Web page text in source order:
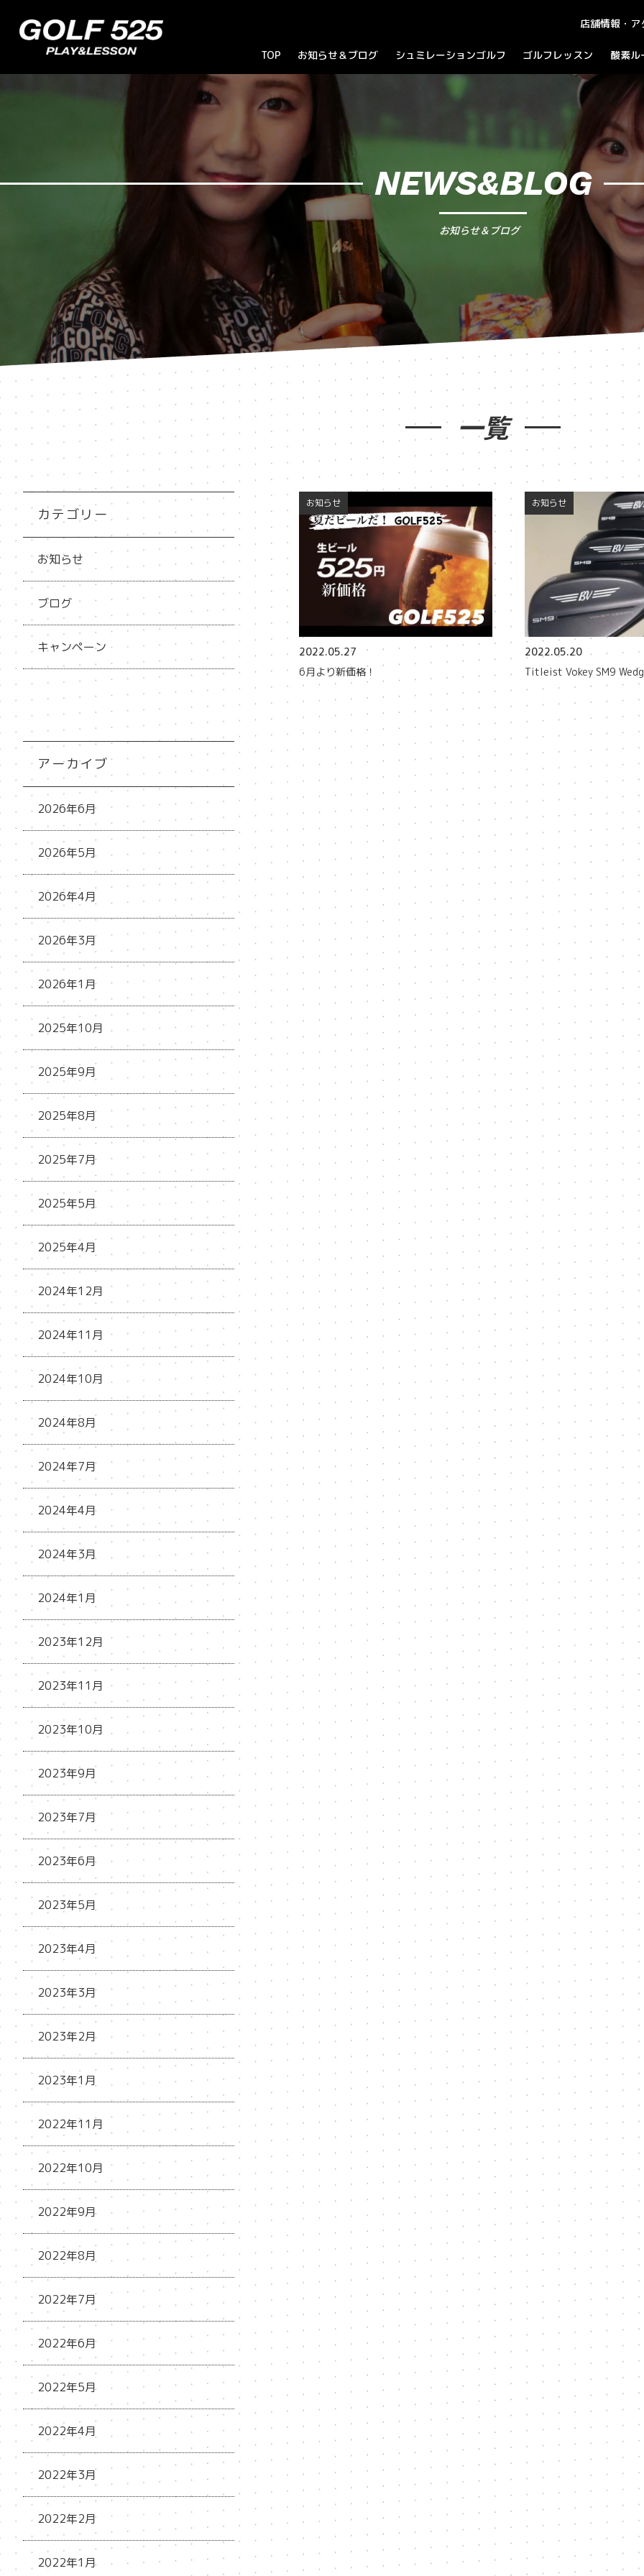
店舗情報・ア
TOP お知らせ＆ブログ
お知らせ
キャンペーン
シュミレーションゴルフ
ラウンドプレイ
パーティーコース
ゴルフレッスン 酸素ル
NEWS&BLOG
お知らせ＆ブログ
一覧
カテゴリー
お知らせ
ブログ
キャンペーン
アーカイブ
2026年6月
2026年5月
2026年4月
2026年3月
2026年1月
2025年10月
2025年9月
2025年8月
2025年7月
2025年5月
2025年4月
2024年12月
2024年11月
2024年10月
2024年8月
2024年7月
2024年4月
2024年3月
2024年1月
2023年12月
2023年11月
2023年10月
2023年9月
2023年7月
2023年6月
2023年5月
2023年4月
2023年3月
2023年2月
2023年1月
2022年11月
2022年10月
2022年9月
2022年8月
2022年7月
2022年6月
2022年5月
2022年4月
2022年3月
2022年2月
2022年1月
お知らせ
2022.05.27
6月より新価格！
お知らせ
2022.05.20
Titleist Vokey SM9